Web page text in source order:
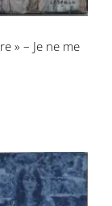
» – Je ne me